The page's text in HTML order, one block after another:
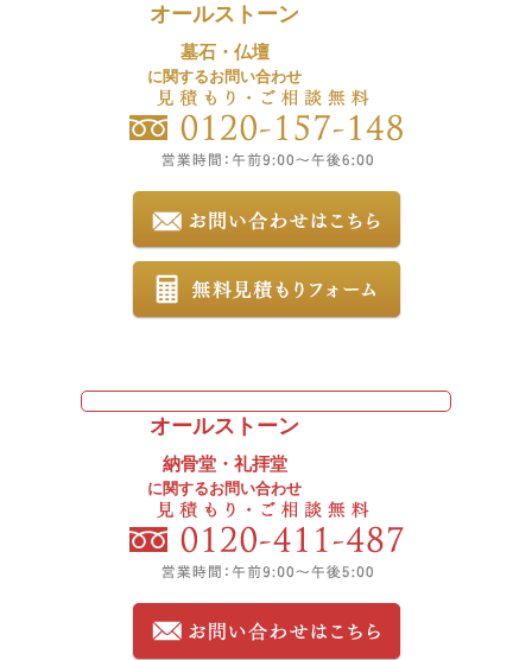
オールストーン
墓石・仏壇
に関するお問い合わせ
オールストーン
納骨堂・礼拝堂
に関するお問い合わせ